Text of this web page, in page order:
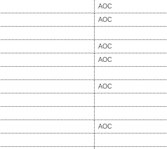
AOC
AOC
AOC
AOC
AOC
AOC